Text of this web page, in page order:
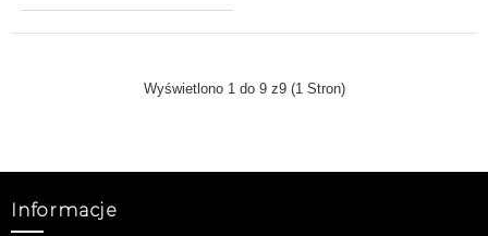
Wyświetlono 1 do 9 z9 (1 Stron)
Informacje